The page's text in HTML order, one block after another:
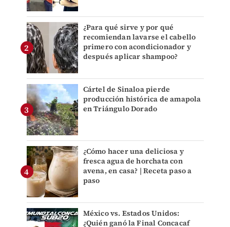
¿Para qué sirve y por qué
recomiendan lavarse el cabello
primero con acondicionador y
después aplicar shampoo?
Cártel de Sinaloa pierde
producción histórica de amapola
en Triángulo Dorado
¿Cómo hacer una deliciosa y
fresca agua de horchata con
avena, en casa? | Receta paso a
paso
México vs. Estados Unidos:
¿Quién ganó la Final Concacaf